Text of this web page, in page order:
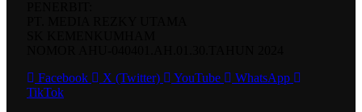
Facebook
X (Twitter) YouTube
WhatsApp
TikTok